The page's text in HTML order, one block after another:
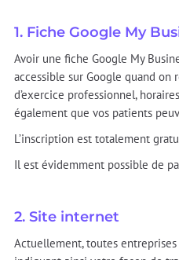
1. Fiche Google My
Avoir une fiche Google My
accessible sur Google quand on
d’exercice professionnel,
également que vos patients
L’inscription est totalement
Il est évidemment possible de
2. Site internet
Actuellement, toutes